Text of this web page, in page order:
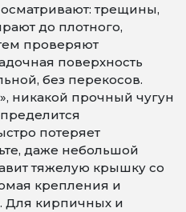
трещины,
до плотного,
проверяют
поверхность
без перекосов.
никакой прочный чугун
потеряет
даже небольшой
тяжелую крышку со
крепления и
Для кирпичных и